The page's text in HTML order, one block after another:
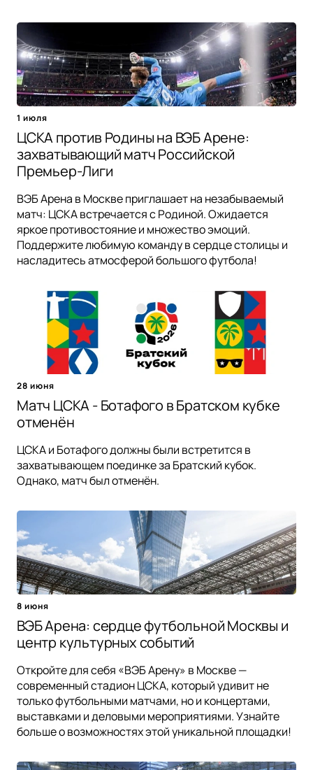
1 июля
ЦСКА против Родины на ВЭБ Арене:
захватывающий матч Российской
Премьер-Лиги
ВЭБ Арена в Москве приглашает на незабываемый
матч: ЦСКА встречается с Родиной. Ожидается
яркое противостояние и множество эмоций.
Поддержите любимую команду в сердце столицы и
насладитесь атмосферой большого футбола!
28 июня
Матч ЦСКА - Ботафого в Братском кубке
отменён
ЦСКА и Ботафого должны были встретится в
захватывающем поединке за Братский кубок.
Однако, матч был отменён.
8 июня
ВЭБ Арена: сердце футбольной Москвы и
центр культурных событий
Откройте для себя «ВЭБ Арену» в Москве —
современный стадион ЦСКА, который удивит не
только футбольными матчами, но и концертами,
выставками и деловыми мероприятиями. Узнайте
больше о возможностях этой уникальной площадки!